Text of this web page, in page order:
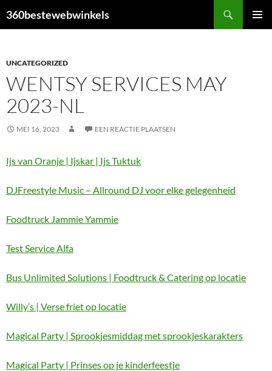
naar
360bestewebwinkels
UNCATEGORIZED
WENTSY SERVICES MAY
2023-NL
MEI 16, 2023 EEN REACTIE PLAATSEN
Ijs van Oranje | Ijskar | Ijs Tuktuk
DJFreestyle Music – Allround DJ voor elke gelegenheid
Foodtruck Jammie Yammie
Test Service Alfa
Bus Unlimited Solutions | Foodtruck & Catering op locatie
Willy’s | Verse friet op locatie
Magical Party | Sprookjesmiddag met sprookjeskarakters
Magical Party | Prinses op je kinderfeestje